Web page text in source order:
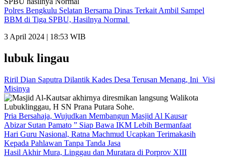
Polres Bengkulu Selatan Bersama Dinas Terkait Ambil Sampel
BBM di Tiga SPBU, Hasilnya Normal
3 April 2024 | 18:53 WIB
lubuk lingau
Riril Dian Saputra Dilantik Kades Desa Terusan Menang, Ini Visi
Misinya
Pria Bersahaja, Wujudkan Membangun Masjid Al Kausar
Abizar Sutan Pamato ” Siap Bawa IKM Lebih Bermanfaat
Hari Guru Nasional, Ratna Machmud Ucapkan Terimakasih
Kepada Pahlawan Tanpa Tanda Jasa
Hasil Akhir Mura, Linggau dan Muratara di Porprov XIII